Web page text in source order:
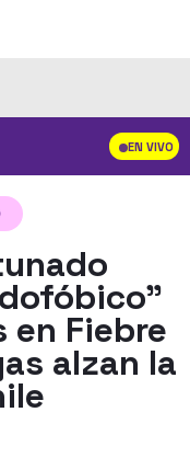
EN VIVO
en Fiebre
alzan la